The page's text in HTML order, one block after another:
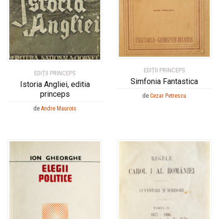
Interval de preț
0 lei
Ordonează după
Preț crescător
Preț descrescător
Noutate
EDIȚII PRINCEPS
Istoria Angliei, editia
princeps
de Andre Maurois
EDIȚII PRINCEPS
Simfonia Fantastica
de Cezar Petrescu
Interval de preț
0 lei
Ordonează după
Preț crescător
Preț descrescător
Noutate